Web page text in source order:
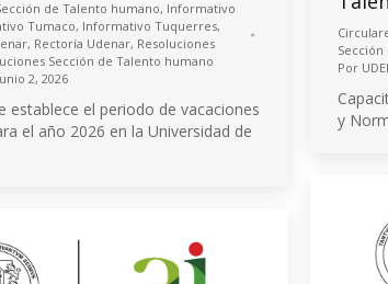
de Talento humano, Informativo
Tumaco, Informativo Tuquerres,
, Rectoría Udenar, Resoluciones
Sección de Talento humano
2, 2026
establece el periodo de vacaciones
el año 2026 en la Universidad de
Por
y